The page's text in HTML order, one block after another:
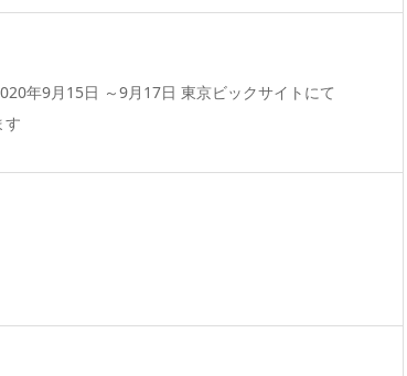
年9月15日 ～9月17日 東京ビックサイトにて
す